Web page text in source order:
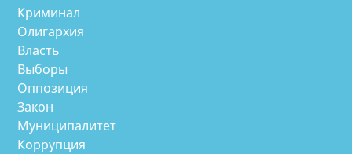
Криминал
Олигархия
Власть
Выборы
Оппозиция
Закон
Муниципалитет
Коррупция